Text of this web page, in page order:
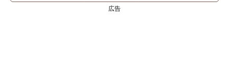
広告